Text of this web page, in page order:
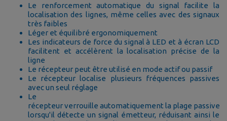
Le renforcement automatique du signal facilite la
localisation des lignes, même celles avec des signaux
très faibles
Léger et équilibré ergonomiquement
Les indicateurs de force du signal à LED et à écran LCD
facilitent et accélèrent la localisation précise de la
ligne
Le récepteur peut être utilisé en mode actif ou passif
Le récepteur localise plusieurs fréquences passives
avec un seul réglage
Le
récepteur verrouille automatiquement la plage passive
lorsqu'il détecte un signal émetteur, réduisant ainsi le